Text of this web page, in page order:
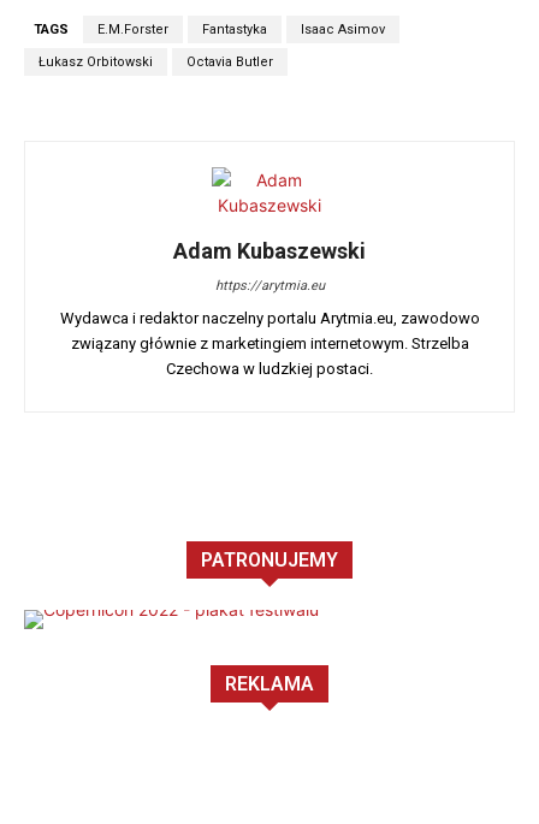
TAGS E.M.Forster Fantastyka Isaac Asimov
Łukasz Orbitowski Octavia Butler
Adam Kubaszewski
https://arytmia.eu
Wydawca i redaktor naczelny portalu Arytmia.eu, zawodowo
związany głównie z marketingiem internetowym. Strzelba
Czechowa w ludzkiej postaci.
PATRONUJEMY
REKLAMA